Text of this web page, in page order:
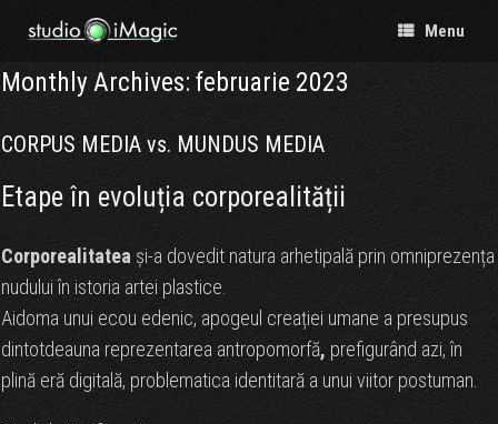
Menu
Monthly Archives: februarie 2023
CORPUS MEDIA vs. MUNDUS MEDIA
Etape în evoluția corporealității
Corporealitatea și-a dovedit natura arhetipală prin omniprezența
nudului în istoria artei plastice.
Aidoma unui ecou edenic, apogeul creației umane a presupus
dintotdeauna reprezentarea antropomorfă, prefigurând azi, în
plină eră digitală, problematica identitară a unui viitor postuman.